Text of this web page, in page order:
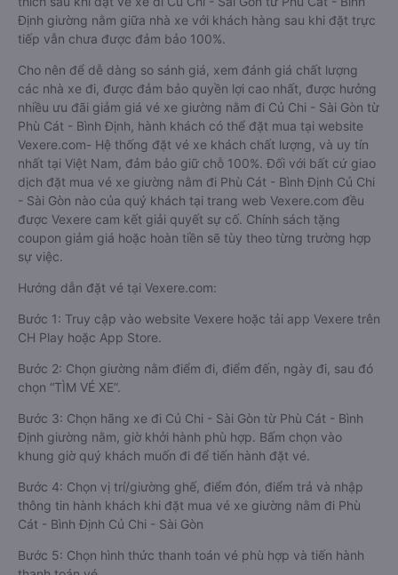
Định giường nằm giữa nhà xe với khách hàng sau khi đặt trực
tiếp vẫn chưa được đảm bảo 100%.
Cho nên để dễ dàng so sánh giá, xem đánh giá chất lượng
các nhà xe đi, được đảm bảo quyền lợi cao nhất, được hưởng
nhiều ưu đãi giảm giá vé xe giường nằm đi Củ Chi - Sài Gòn từ
Phù Cát - Bình Định, hành khách có thể đặt mua tại website
Vexere.com- Hệ thống đặt vé xe khách chất lượng, và uy tín
nhất tại Việt Nam, đảm bảo giữ chỗ 100%. Đối với bất cứ giao
dịch đặt mua vé xe giường nằm đi Phù Cát - Bình Định Củ Chi
- Sài Gòn nào của quý khách tại trang web Vexere.com đều
được Vexere cam kết giải quyết sự cố. Chính sách tặng
coupon giảm giá hoặc hoàn tiền sẽ tùy theo từng trường hợp
sự việc.
Hướng dẫn đặt vé tại Vexere.com:
Bước 1: Truy cập vào website Vexere hoặc tải app Vexere trên
CH Play hoặc App Store.
Bước 2: Chọn giường nằm điểm đi, điểm đến, ngày đi, sau đó
chọn “TÌM VÉ XE”.
Bước 3: Chọn hãng xe đi Củ Chi - Sài Gòn từ Phù Cát - Bình
Định giường nằm, giờ khởi hành phù hợp. Bấm chọn vào
khung giờ quý khách muốn đi để tiến hành đặt vé.
Bước 4: Chọn vị trí/giường ghế, điểm đón, điểm trả và nhập
thông tin hành khách khi đặt mua vé xe giường nằm đi Phù
Cát - Bình Định Củ Chi - Sài Gòn
Bước 5: Chọn hình thức thanh toán vé phù hợp và tiến hành